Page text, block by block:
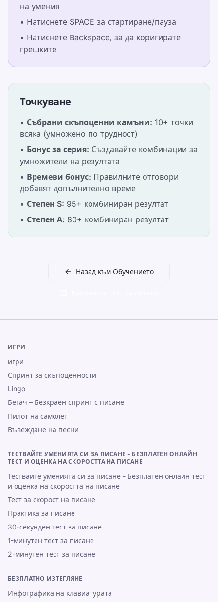
на умения
• Натиснете SPACE за стартиране/пауза
• Натиснете Backspace, за да коригирате
грешките
Точкуване
• Събрани скъпоценни камъни: 10+ точки
всяка (умножено по трудност)
• Бонус за серия: Създавайте комбинации за
умножители на резултата
• Времеви бонус: Правилните отговори
добавят допълнително време
• Степен S: 95+ комбиниран резултат
• Степен А: 80+ комбиниран резултат
Назад към Обучението
ИГРИ
игри
Спринт за скъпоценности
Lingo
Бегач – Безкраен спринт с писане
Пилот на самолет
Въвеждане на песни
ТЕСТВАЙТЕ УМЕНИЯТА СИ ЗА ПИСАНЕ - БЕЗПЛАТЕН ОНЛАЙН
ТЕСТ И ОЦЕНКА НА СКОРОСТТА НА ПИСАНЕ
Тествайте уменията си за писане - Безплатен онлайн тест
и оценка на скоростта на писане
Тест за скорост на писане
Практика за писане
30-секунден тест за писане
1-минутен тест за писане
2-минутен тест за писане
БЕЗПЛАТНО ИЗТЕГЛЯНЕ
Инфографика на клавиатурата